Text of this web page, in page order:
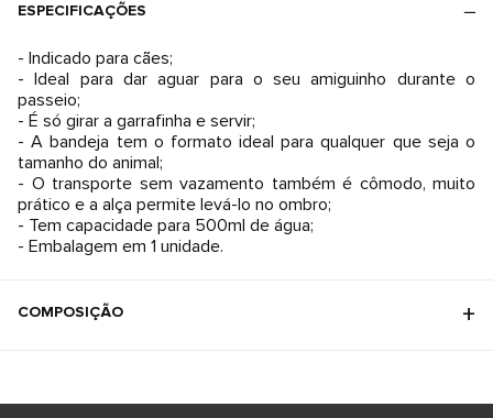
ESPECIFICAÇÕES
- Indicado para cães;
- Ideal para dar aguar para o seu amiguinho durante o
passeio;
- É só girar a garrafinha e servir;
- A bandeja tem o formato ideal para qualquer que seja o
tamanho do animal;
- O transporte sem vazamento também é cômodo, muito
prático e a alça permite levá-lo no ombro;
- Tem capacidade para 500ml de água;
- Embalagem em 1 unidade.
COMPOSIÇÃO